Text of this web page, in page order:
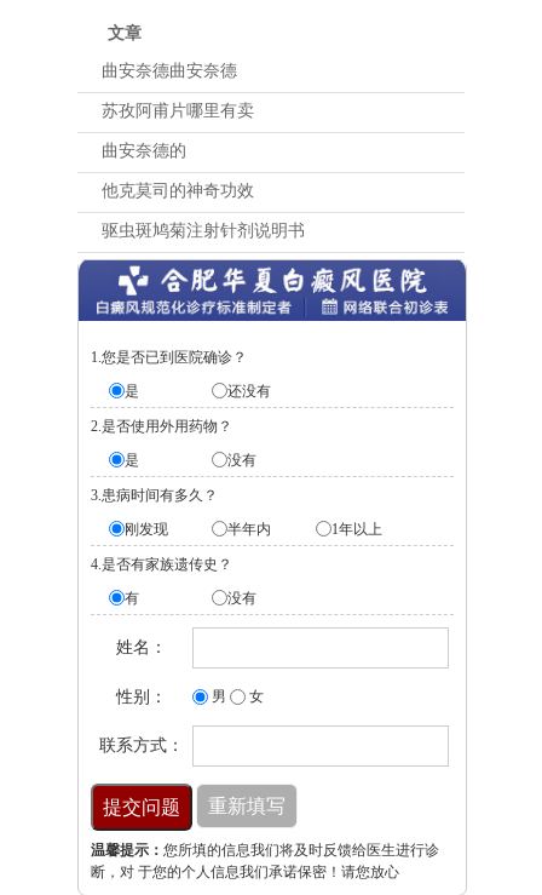
文章
曲安奈德曲安奈德
苏孜阿甫片哪里有卖
曲安奈德的
他克莫司的神奇功效
驱虫斑鸠菊注射针剂说明书
1.您是否已到医院确诊？
是
还没有
2.是否使用外用药物？
是
没有
3.患病时间有多久？
刚发现
半年内 1年以上
4.是否有家族遗传史？
有
没有
姓名：
性别： 男 女
联系方式：
温馨提示： 您所填的信息我们将及时反馈给医生进行诊
断，对 于您的个人信息我们承诺保密！请您放心